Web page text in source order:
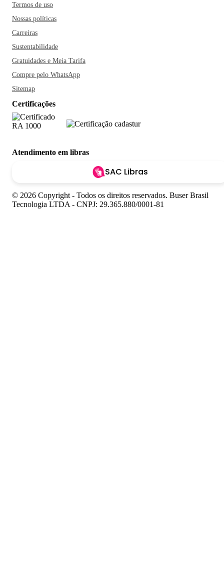
Termos de uso
Nossas políticas
Carreiras
Sustentabilidade
Gratuidades e Meia Tarifa
Compre pelo WhatsApp
Sitemap
Certificações
Atendimento em libras
SAC Libras
© 2026 Copyright - Todos os direitos reservados. Buser Brasil
Tecnologia LTDA - CNPJ: 29.365.880/0001-81